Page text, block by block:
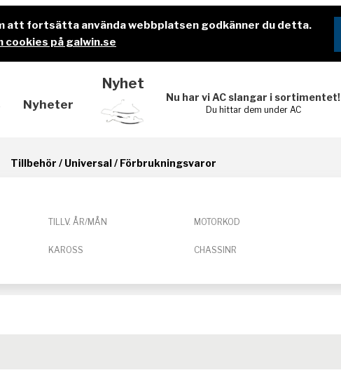
att fortsätta använda webbplatsen godkänner du detta.
cookies på galwin.se
Nyheter
Nyhet
Nu har vi AC slangar i sortimentet!
Du hittar dem under AC
Tillbehör / Universal / Förbrukningsvaror
TILLV. ÅR/MÅN MOTORKOD
KAROSS CHASSINR